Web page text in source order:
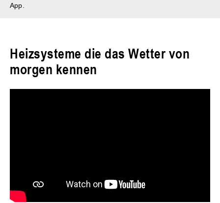
App.
Heizsysteme die das Wetter von
morgen kennen